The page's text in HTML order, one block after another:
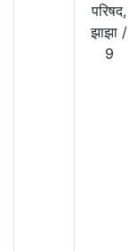
परिषद,
झाझा /
9